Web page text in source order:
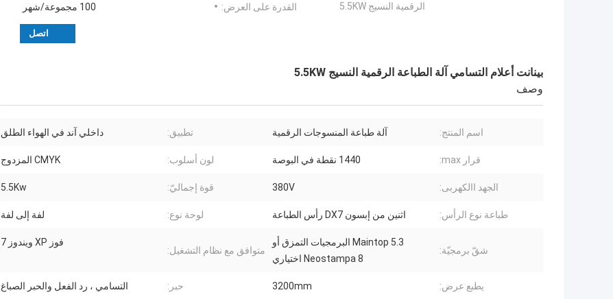
الرقمية النسيج 5.5KW
القدرة على العرض:
100 مجموعة/شهر
اتصل
بينانت أعلام التسامي آلة الطباعة الرقمية النسيج 5.5KW
وصف
اسم المنتج: آلة طباعة المنسوجات الرقمية تطبيق: داخلي آند في الهواء الطلق
قرار max: 1440 نقطة في البوصة لون أسلوب: CMYK المزدوج
الجهد االكهربى: 380V قوة إجماليّ: 5.5Kw
طباعة نوع الرأس: اثنين من إبسون DX7 رأس الطباعة لوحة نوع: لفة إلى لفة
شقّ برمجيّة:
Maintop 5.3 البرمجيات التمزق أو
Neostampa 8 اختياري
متوافق مع نظام التشغيل:
فوز XP ويندوز 7
يطبع عرض: 3200mm حبر: التسامي ، رد الفعل والحبر الصباغ